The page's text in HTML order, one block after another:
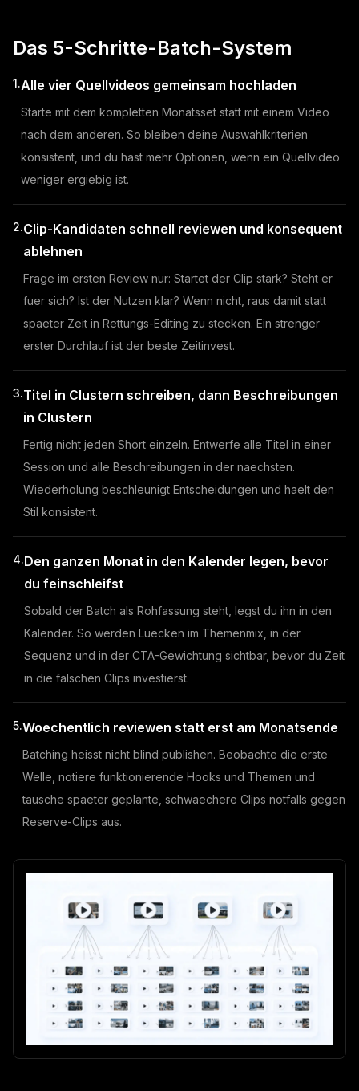
Das 5-Schritte-Batch-System
1.Alle vier Quellvideos gemeinsam hochladen
Starte mit dem kompletten Monatsset statt mit einem Video
nach dem anderen. So bleiben deine Auswahlkriterien
konsistent, und du hast mehr Optionen, wenn ein Quellvideo
weniger ergiebig ist.
2.Clip-Kandidaten schnell reviewen und konsequent
ablehnen
Frage im ersten Review nur: Startet der Clip stark? Steht er
fuer sich? Ist der Nutzen klar? Wenn nicht, raus damit statt
spaeter Zeit in Rettungs-Editing zu stecken. Ein strenger
erster Durchlauf ist der beste Zeitinvest.
3.Titel in Clustern schreiben, dann Beschreibungen
in Clustern
Fertig nicht jeden Short einzeln. Entwerfe alle Titel in einer
Session und alle Beschreibungen in der naechsten.
Wiederholung beschleunigt Entscheidungen und haelt den
Stil konsistent.
4.Den ganzen Monat in den Kalender legen, bevor
du feinschleifst
Sobald der Batch als Rohfassung steht, legst du ihn in den
Kalender. So werden Luecken im Themenmix, in der
Sequenz und in der CTA-Gewichtung sichtbar, bevor du Zeit
in die falschen Clips investierst.
5.Woechentlich reviewen statt erst am Monatsende
Batching heisst nicht blind publishen. Beobachte die erste
Welle, notiere funktionierende Hooks und Themen und
tausche spaeter geplante, schwaechere Clips notfalls gegen
Reserve-Clips aus.